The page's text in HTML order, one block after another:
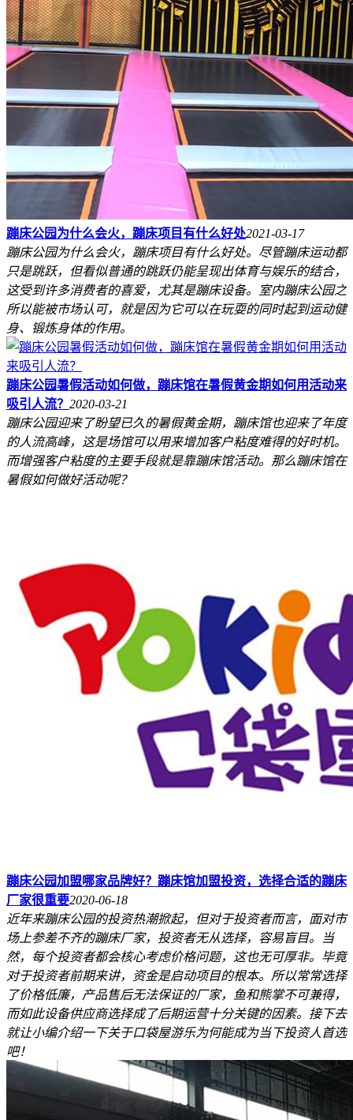
蹦床公园为什么会火，蹦床项目有什么好处2021-03-17
蹦床公园为什么会火，蹦床项目有什么好处。尽管蹦床运动都
只是跳跃，但看似普通的跳跃仍能呈现出体育与娱乐的结合，
这受到许多消费者的喜爱，尤其是蹦床设备。室内蹦床公园之
所以能被市场认可，就是因为它可以在玩耍的同时起到运动健
身、锻炼身体的作用。
蹦床公园暑假活动如何做，蹦床馆在暑假黄金期如何用活动来
吸引人流？ 2020-03-21
蹦床公园迎来了盼望已久的暑假黄金期，蹦床馆也迎来了年度
的人流高峰，这是场馆可以用来增加客户粘度难得的好时机。
而增强客户粘度的主要手段就是靠蹦床馆活动。那么蹦床馆在
暑假如何做好活动呢？
蹦床公园加盟哪家品牌好？蹦床馆加盟投资，选择合适的蹦床
厂家很重要2020-06-18
近年来蹦床公园的投资热潮掀起，但对于投资者而言，面对市
场上参差不齐的蹦床厂家，投资者无从选择，容易盲目。当
然，每个投资者都会核心考虑价格问题，这也无可厚非。毕竟
对于投资者前期来讲，资金是启动项目的根本。所以常常选择
了价格低廉，产品售后无法保证的厂家，鱼和熊掌不可兼得，
而如此设备供应商选择成了后期运营十分关键的因素。接下去
就让小编介绍一下关于口袋屋游乐为何能成为当下投资人首选
吧！